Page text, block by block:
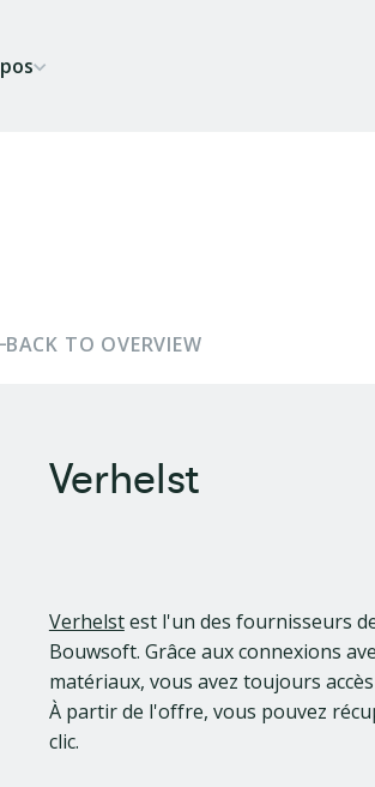
BACK TO OVERVIEW
Verhelst
Verhelstest l'un des fournisseurs
Bouwsoft. Grâce aux connexions
matériaux, vous avez toujours
À partir de l'offre, vous pouvez
clic.